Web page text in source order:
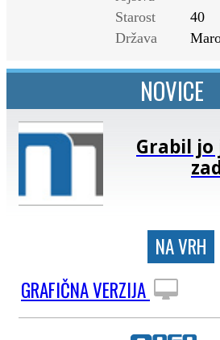
Starost
40
Država
NOVICE
Grabil jo
NA VRH
GRAFIČNA VERZIJA